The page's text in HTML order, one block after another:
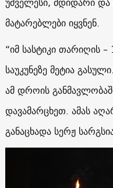
მატარებლები იყვნენ.
“იმ სასტიკი თარიღის
საუკუნეზე მეტია
ამ დროის
დავამარცხეთ. ამას
განაცხადა სერჟ